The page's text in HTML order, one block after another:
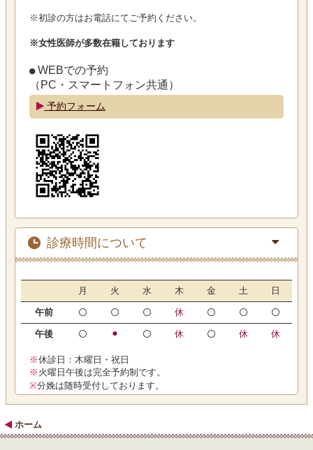
※初診の方はお電話にてご予約ください。
※女性医師が多数在籍しております
WEBでの予約
（PC・スマートフォン共通）
予約フォーム
診療時間について
月 火 水 木 金 土 日
午前 休
午後 ⚫︎ 休 休 休
※休診日：木曜日・祝日
※ 火曜日午後は完全予約制です。
※分娩は随時受付しております。
ホーム